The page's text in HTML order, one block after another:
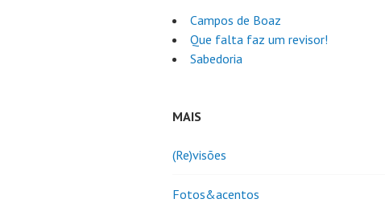
Campos de Boaz
Que falta faz um revisor!
Sabedoria
MAIS
(Re)visões
Fotos&acentos